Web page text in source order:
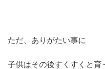
ただ、ありがたい事に
子供はその後すくすくと育